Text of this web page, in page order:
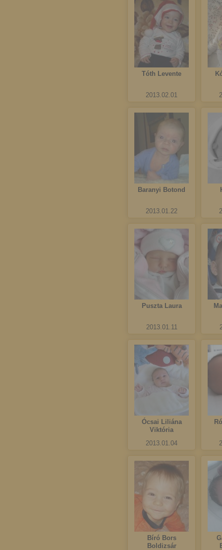
Tóth Levente
2013.02.01
Baranyi Botond
2013.01.22
Puszta Laura
2013.01.11
Ócsai Liliána
Viktória
2013.01.04
Bíró Bors
Boldizsár